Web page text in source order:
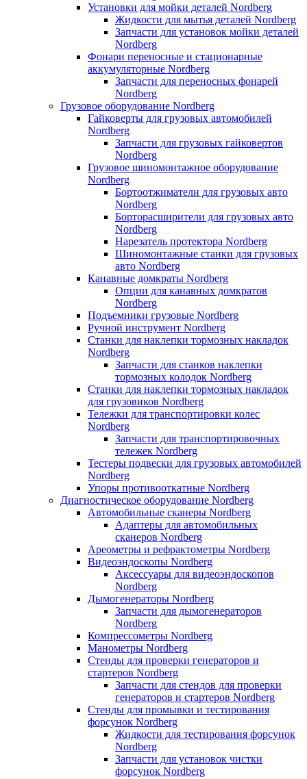
Установки для мойки деталей Nordberg
Жидкости для мытья деталей Nordberg
Запчасти для установок мойки деталей
Nordberg
Фонари переносные и стационарные
аккумуляторные Nordberg
Запчасти для переносных фонарей
Nordberg
Грузовое оборудование Nordberg
Гайковерты для грузовых автомобилей
Nordberg
Запчасти для грузовых гайковертов
Nordberg
Грузовое шиномонтажное оборудование
Nordberg
Бортоотжиматели для грузовых авто
Nordberg
Борторасширители для грузовых авто
Nordberg
Нарезатель протектора Nordberg
Шиномонтажные станки для грузовых
авто Nordberg
Канавные домкраты Nordberg
Опции для канавных домкратов
Nordberg
Подъемники грузовые Nordberg
Ручной инструмент Nordberg
Станки для наклепки тормозных накладок
Nordberg
Запчасти для станков наклепки
тормозных колодок Nordberg
Станки для наклепки тормозных накладок
для грузовиков Nordberg
Тележки для транспортировки колес
Nordberg
Запчасти для транспортировочных
тележек Nordberg
Тестеры подвески для грузовых автомобилей
Nordberg
Упоры противооткатные Nordberg
Диагностическое оборудование Nordberg
Автомобильные сканеры Nordberg
Адаптеры для автомобильных
сканеров Nordberg
Ареометры и рефрактометры Nordberg
Видеоэндоскопы Nordberg
Аксессуары для видеоэндоскопов
Nordberg
Дымогенераторы Nordberg
Запчасти для дымогенераторов
Nordberg
Компрессометры Nordberg
Манометры Nordberg
Стенды для проверки генераторов и
стартеров Nordberg
Запчасти для стендов для проверки
генераторов и стартеров Nordberg
Стенды для промывки и тестирования
форсунок Nordberg
Жидкости для тестирования форсунок
Nordberg
Запчасти для установок чистки
форсунок Nordberg